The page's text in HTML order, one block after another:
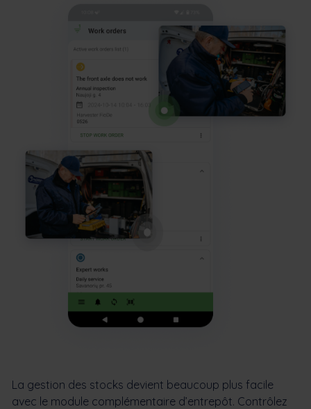
La gestion des stocks devient beaucoup plus facile
avec le module complémentaire d’entrepôt. Contrôlez